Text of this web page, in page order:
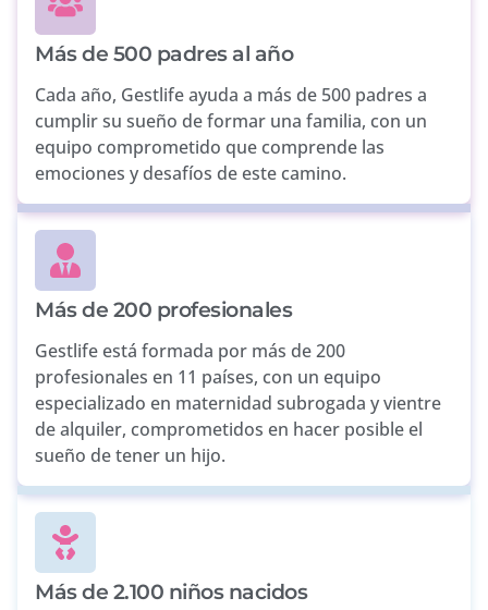
Más de 500 padres al año
Cada año, Gestlife ayuda a más de 500 padres a
cumplir su sueño de formar una familia, con un
equipo comprometido que comprende las
emociones y desafíos de este camino.
Más de 200 profesionales
Gestlife está formada por más de 200
profesionales en 11 países, con un equipo
especializado en maternidad subrogada y vientre
de alquiler, comprometidos en hacer posible el
sueño de tener un hijo.
Más de 2.100 niños nacidos